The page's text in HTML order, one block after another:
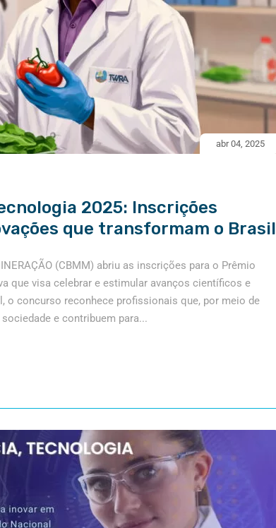
abr 04, 2025
2025: Inscrições
que transformam o Brasil
(CBMM) abriu as inscrições para o Prêmio
que visa celebrar e estimular avanços científicos e
o concurso reconhece profissionais que, por meio de
e contribuem para...